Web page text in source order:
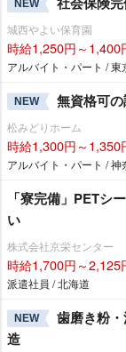
NEW
城西やよい保育園
時給1,250円～1,400
アルバイト・パート / 東
NEW 無資格可
松みどりホーム
時給1,300円～1,350
アルバイト・パート / 神
「寮完備」PETシ
い
株式会社京栄センター
時給1,700円～2,125
派遣社員 / 北海道
NEW
歯磨き粉
造